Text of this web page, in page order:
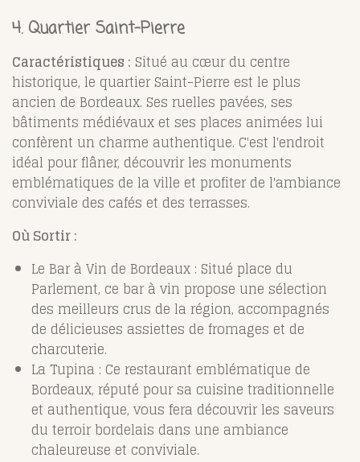
4. Quartier Saint-Pierre
Caractéristiques : Situé au cœur du centre
historique, le quartier Saint-Pierre est le plus
ancien de Bordeaux. Ses ruelles pavées, ses
bâtiments médiévaux et ses places animées lui
confèrent un charme authentique. C'est l'endroit
idéal pour flâner, découvrir les monuments
emblématiques de la ville et profiter de l'ambiance
conviviale des cafés et des terrasses.
Où Sortir :
Le Bar à Vin de Bordeaux : Situé place du
Parlement, ce bar à vin propose une sélection
des meilleurs crus de la région, accompagnés
de délicieuses assiettes de fromages et de
charcuterie.
La Tupina : Ce restaurant emblématique de
Bordeaux, réputé pour sa cuisine traditionnelle
et authentique, vous fera découvrir les saveurs
du terroir bordelais dans une ambiance
chaleureuse et conviviale.